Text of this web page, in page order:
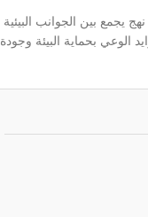
يجمع بين الجوانب البيئية
الوعي بحماية البيئة وجودة